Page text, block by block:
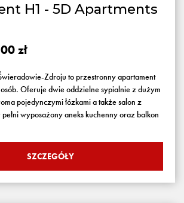
H1 - 5D Apartments
zł
Zdroju to przestronny apartament
Oferuje dwie oddzielne sypialnie z dużym
pojedynczymi łózkami a także salon z
wyposażony aneks kuchenny oraz balkon
SZCZEGÓŁY